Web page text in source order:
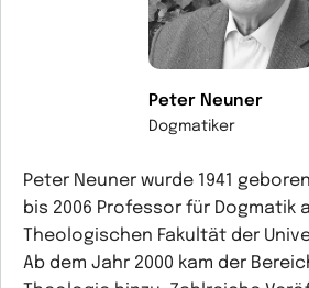
Peter Neuner
Dogmatiker
Peter Neuner wurde 1941
bis 2006 Professor für Dogmatik
Theologischen Fakultät der
Ab dem Jahr 2000 kam der